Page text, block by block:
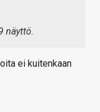
näyttö.
ei kuitenkaan